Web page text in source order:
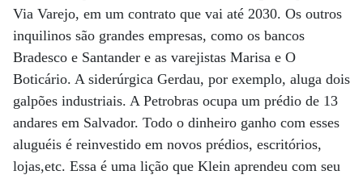
Via Varejo, em um contrato que vai até 2030. Os outros
inquilinos são grandes empresas, como os bancos
Bradesco e Santander e as varejistas Marisa e O
Boticário. A siderúrgica Gerdau, por exemplo, aluga dois
galpões industriais. A Petrobras ocupa um prédio de 13
andares em Salvador. Todo o dinheiro ganho com esses
aluguéis é reinvestido em novos prédios, escritórios,
lojas,etc. Essa é uma lição que Klein aprendeu com seu